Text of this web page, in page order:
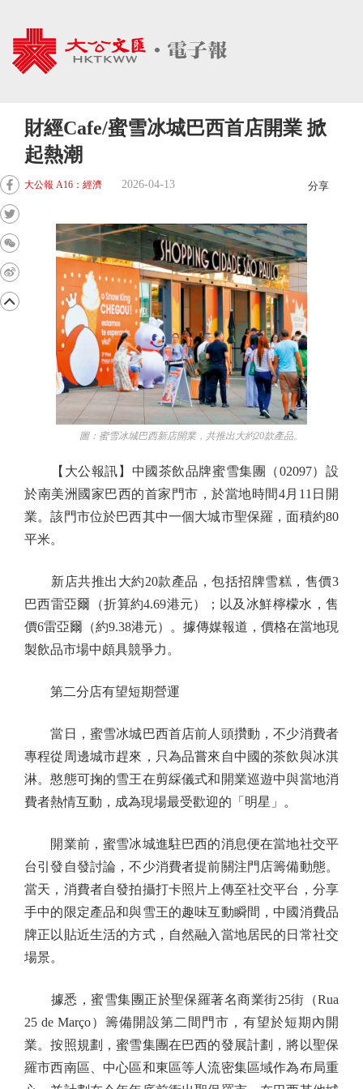
財經Cafe/蜜雪冰城巴西首店開業 掀
起熱潮
大公報 A16：經濟 2026-04-13 分享
圖：蜜雪冰城巴西新店開業，共推出大約20款產品。
【大公報訊】中國茶飲品牌蜜雪集團（02097）設
於南美洲國家巴西的首家門市，於當地時間4月11日開
業。該門市位於巴西其中一個大城市聖保羅，面積約80
平米。
新店共推出大約20款產品，包括招牌雪糕，售價3
巴西雷亞爾（折算約4.69港元）；以及冰鮮檸檬水，售
價6雷亞爾（約9.38港元）。據傳媒報道，價格在當地現
製飲品市場中頗具競爭力。
第二分店有望短期營運
當日，蜜雪冰城巴西首店前人頭攢動，不少消費者
專程從周邊城市趕來，只為品嘗來自中國的茶飲與冰淇
淋。憨態可掬的雪王在剪綵儀式和開業巡遊中與當地消
費者熱情互動，成為現場最受歡迎的「明星」。
開業前，蜜雪冰城進駐巴西的消息便在當地社交平
台引發自發討論，不少消費者提前關注門店籌備動態。
當天，消費者自發拍攝打卡照片上傳至社交平台，分享
手中的限定產品和與雪王的趣味互動瞬間，中國消費品
牌正以貼近生活的方式，自然融入當地居民的日常社交
場景。
據悉，蜜雪集團正於聖保羅著名商業街25街（Rua
25 de Março）籌備開設第二間門市，有望於短期內開
業。按照規劃，蜜雪集團在巴西的發展計劃，將以聖保
羅市西南區、中心區和東區等人流密集區域作為布局重